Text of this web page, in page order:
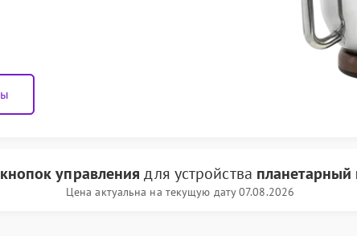
управления для устройства
Цена актуальна на текущую дату 07.08.2026